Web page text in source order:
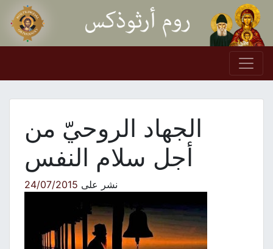
Skip to content
Main Navigation
الجهاد الروحيّ من
أجل سلام النفس
نشر على24/07/2015